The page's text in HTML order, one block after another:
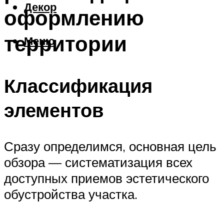
Декор
Меню
оформлению
территории
Классификация
элементов
Сразу определимся, основная цель
обзора — систематизация всех
доступных приемов эстетического
обустройства участка.